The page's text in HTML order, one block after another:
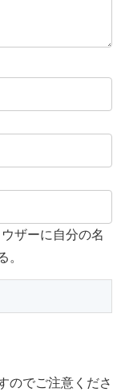
ザーに自分の名
。
のでご注意くださ